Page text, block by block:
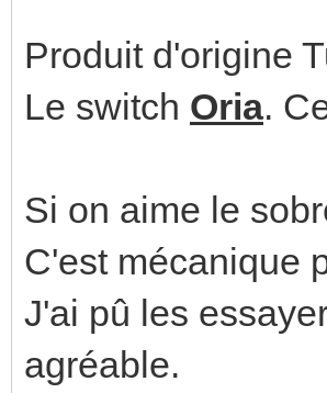
Produit d'origine
Le switch Oria.
Si on aime le
C'est mécanique
J'ai pû les
agréable.